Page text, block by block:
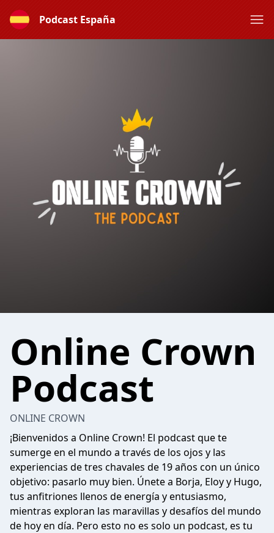
Podcast España
Online Crown
Podcast
ONLINE CROWN
¡Bienvenidos a Online Crown! El podcast que te
sumerge en el mundo a través de los ojos y las
experiencias de tres chavales de 19 años con un único
objetivo: pasarlo muy bien. Únete a Borja, Eloy y Hugo,
tus anfitriones llenos de energía y entusiasmo,
mientras exploran las maravillas y desafíos del mundo
de hoy en día. Pero esto no es solo un podcast, es tu